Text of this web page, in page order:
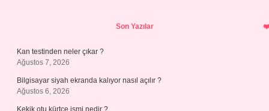
Son Yazılar
Kan testinden neler çıkar ?
Ağustos 7, 2026
Bilgisayar siyah ekranda kalıyor nasıl açılır ?
Ağustos 6, 2026
Kekik otu kürtçe ismi nedir ?